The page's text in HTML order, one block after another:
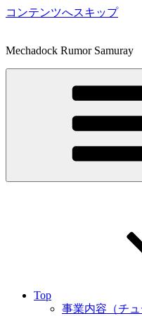
コンテンツへスキップ
Mechadock Rumor Samuray
Top
事業内容（チ